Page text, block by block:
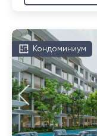
Кондоминиум